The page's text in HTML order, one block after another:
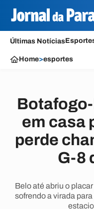
Últimas Notícias
Home>esportes
em casa
perde
G-8
Belo até abriu o
sofrendo a virada